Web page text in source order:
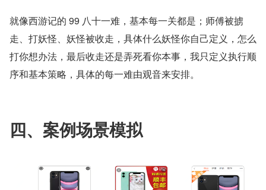
就像西游记的 99 八十一难，基本每一关都是；师傅被掳
走、打妖怪、妖怪被收走，具体什么妖怪你自己定义，怎么
打你想办法，最后收走还是弄死看你本事，我只定义执行顺
序和基本策略，具体的每一难由观音来安排。
四、案例场景模拟